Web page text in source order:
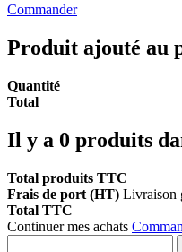
Commander
Produit ajouté au
Quantité
Total
Il y a 0 produits
Total produits TTC
Frais de port (HT) Livraison
Total TTC
Continuer mes achats